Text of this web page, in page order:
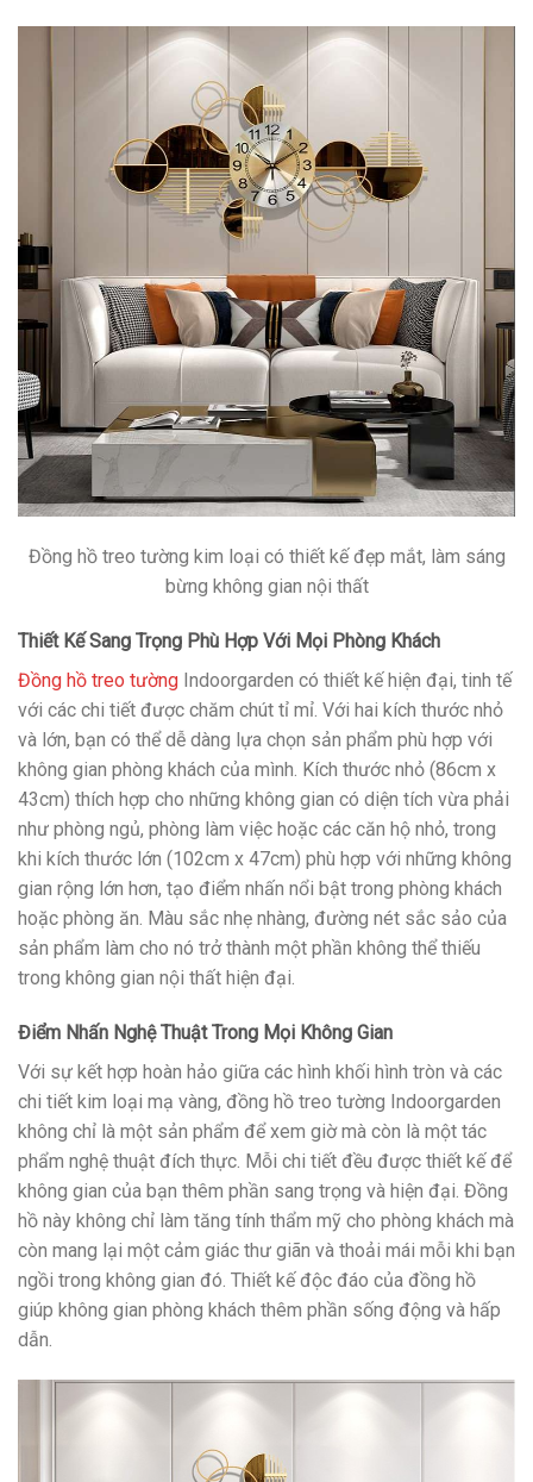
Đồng hồ treo tường kim loại có thiết kế đẹp mắt, làm sáng
bừng không gian nội thất
Thiết Kế Sang Trọng Phù Hợp Với Mọi Phòng Khách
Đồng hồ treo tường Indoorgarden có thiết kế hiện đại, tinh tế
với các chi tiết được chăm chút tỉ mỉ. Với hai kích thước nhỏ
và lớn, bạn có thể dễ dàng lựa chọn sản phẩm phù hợp với
không gian phòng khách của mình. Kích thước nhỏ (86cm x
43cm) thích hợp cho những không gian có diện tích vừa phải
như phòng ngủ, phòng làm việc hoặc các căn hộ nhỏ, trong
khi kích thước lớn (102cm x 47cm) phù hợp với những không
gian rộng lớn hơn, tạo điểm nhấn nổi bật trong phòng khách
hoặc phòng ăn. Màu sắc nhẹ nhàng, đường nét sắc sảo của
sản phẩm làm cho nó trở thành một phần không thể thiếu
trong không gian nội thất hiện đại.
Điểm Nhấn Nghệ Thuật Trong Mọi Không Gian
Với sự kết hợp hoàn hảo giữa các hình khối hình tròn và các
chi tiết kim loại mạ vàng, đồng hồ treo tường Indoorgarden
không chỉ là một sản phẩm để xem giờ mà còn là một tác
phẩm nghệ thuật đích thực. Mỗi chi tiết đều được thiết kế để
không gian của bạn thêm phần sang trọng và hiện đại. Đồng
hồ này không chỉ làm tăng tính thẩm mỹ cho phòng khách mà
còn mang lại một cảm giác thư giãn và thoải mái mỗi khi bạn
ngồi trong không gian đó. Thiết kế độc đáo của đồng hồ
giúp không gian phòng khách thêm phần sống động và hấp
dẫn.